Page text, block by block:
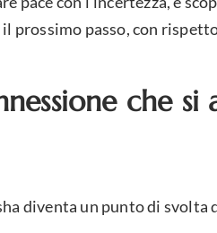
prossimo passo, con
che
diventa un punto di